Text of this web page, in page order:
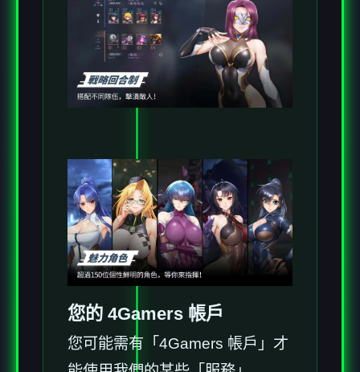
您的 4Gamers 帳戶
您可能需有「4Gamers 帳戶」才